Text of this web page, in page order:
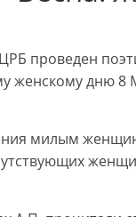
проведен
женскому дню 8
милым